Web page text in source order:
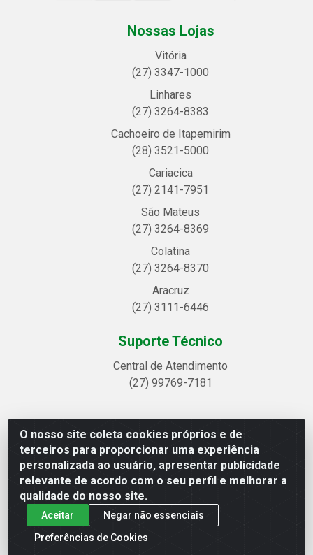
O nosso site coleta cookies próprios e de
terceiros para proporcionar uma experiência
personalizada ao usuário, apresentar publicidade
relevante de acordo com o seu perfil e melhorar a
qualidade do nosso site.
Aceitar
Negar não essenciais
Preferências de Cookies
Nossas Lojas
Vitória
(27) 3347-1000
Linhares
(27) 3264-8383
Cachoeiro de Itapemirim
(28) 3521-5000
Cariacica
(27) 2141-7951
São Mateus
(27) 3264-8369
Colatina
(27) 3264-8370
Aracruz
(27) 3111-6446
Suporte Técnico
Central de Atendimento
(27) 99769-7181
Linhavix Distribuidora LTDA - Avenida Alegre, 2521 -
Quadra314 Lote 05 e 07 - Shell, Linhares/ES - CEP
29.901-605 - CNPJ 20.857.514/0001-75